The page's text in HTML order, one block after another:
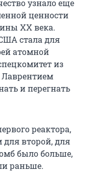
узнало еще
ценности
XX века.
стала для
атомной
из
и перегнать
реактора,
второй, для
было больше,
раньше.